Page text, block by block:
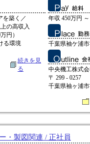
を築く／
の高収入
円）
る環境
続きを見
る
年収 450万円
千葉県袖ケ浦
中央機工株式
〒 299 - 0257
千葉県袖ヶ浦
・製図関連 / 正社員